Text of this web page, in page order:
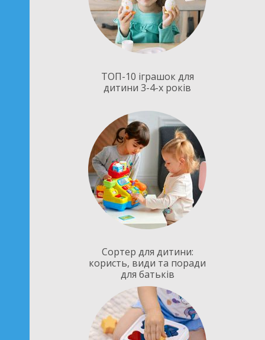
ТОП-10 іграшок для
дитини 3-4-х років
Сортер для дитини:
користь, види та поради
для батьків